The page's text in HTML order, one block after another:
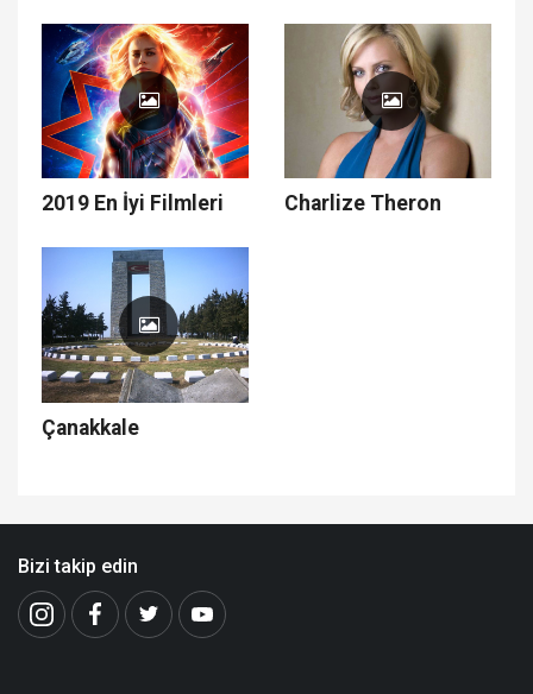
2019 En İyi Filmleri Charlize Theron
Çanakkale
Bizi takip edin